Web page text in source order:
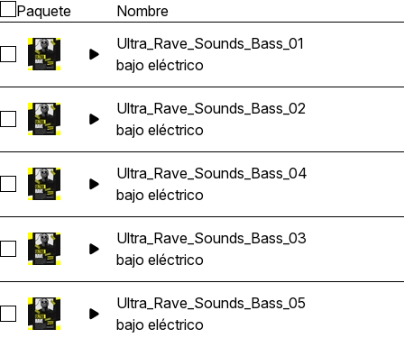
Paquete Nombre
Seleccionar Ultra_Rave_Sounds_Bass_01
Ultra_Rave_Sounds_Bass_01
bajo eléctrico
Seleccionar Ultra_Rave_Sounds_Bass_02
Ultra_Rave_Sounds_Bass_02
bajo eléctrico
Seleccionar Ultra_Rave_Sounds_Bass_04
Ultra_Rave_Sounds_Bass_04
bajo eléctrico
Seleccionar Ultra_Rave_Sounds_Bass_03
Ultra_Rave_Sounds_Bass_03
bajo eléctrico
Seleccionar Ultra_Rave_Sounds_Bass_05
Ultra_Rave_Sounds_Bass_05
bajo eléctrico